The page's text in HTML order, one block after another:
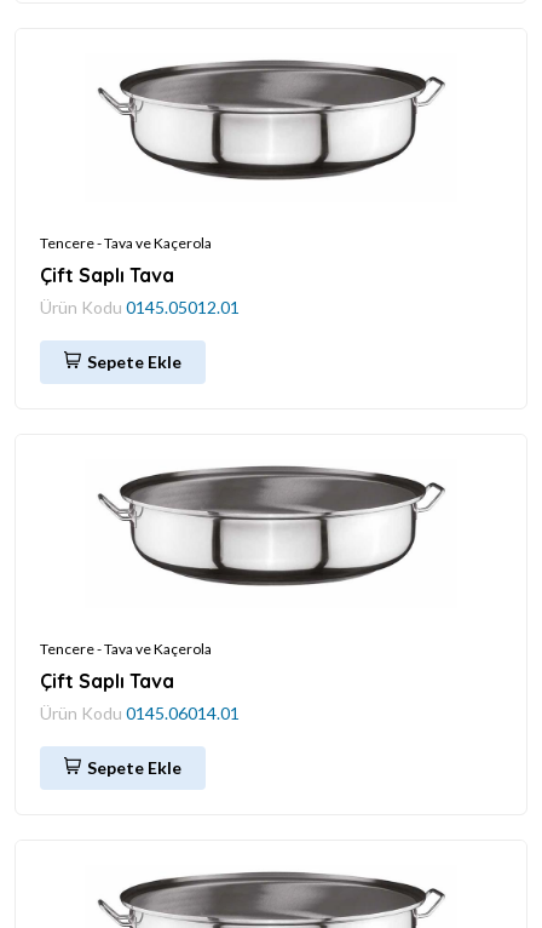
Tencere - Tava ve Kaçerola
Çift Saplı Tava
Ürün Kodu 0145.05012.01
Sepete Ekle
Tencere - Tava ve Kaçerola
Çift Saplı Tava
Ürün Kodu 0145.06014.01
Sepete Ekle